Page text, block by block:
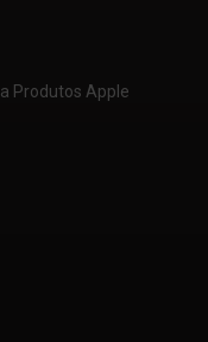
Produtos Apple